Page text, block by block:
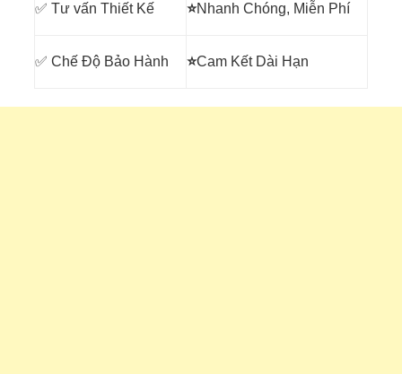
✅ Tư vấn Thiết Kế ⭐Nhanh Chóng, Miễn Phí
✅ Chế Độ Bảo Hành ⭐Cam Kết Dài Hạn